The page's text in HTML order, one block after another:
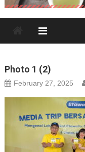
Photo 1 (2)
February 27, 2025